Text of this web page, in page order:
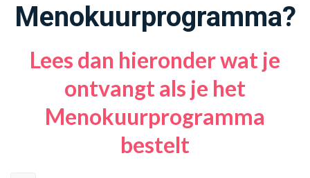
Menokuurprogramma?
Lees dan hieronder wat je
ontvangt als je het
Menokuurprogramma
bestelt